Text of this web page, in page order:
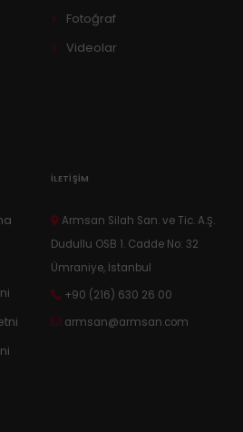
Fotoğraf
Videolar
İLETIŞIM
Armsan Silah San. ve Tic. A.Ş.
Dudullu OSB 1. Cadde No: 32
Ümraniye, İstanbul
+90 (216) 630 26 00
armsan@armsan.com